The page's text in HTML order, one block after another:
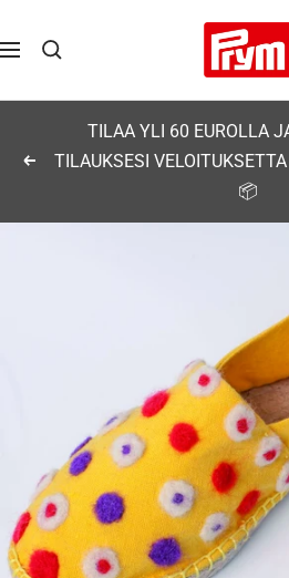
sisältöön
Navigaatio
Prym
Edellinen
TILAA YLI 60 EUROLLA
TILAUKSESI
📦